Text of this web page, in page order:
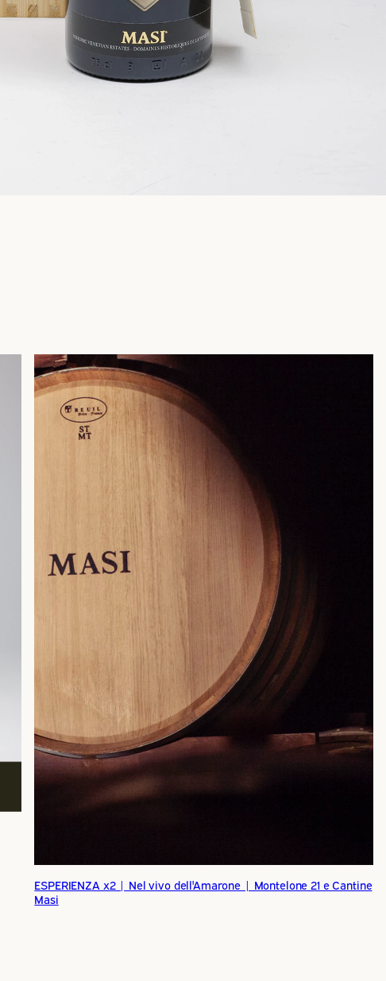
ESPERIENZA x2 | Nel vivo dell'Amarone | Montelone 21 e Cantine
Masi